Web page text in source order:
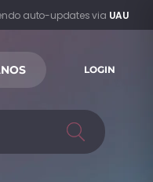
auto-updates via UAU
LOGIN